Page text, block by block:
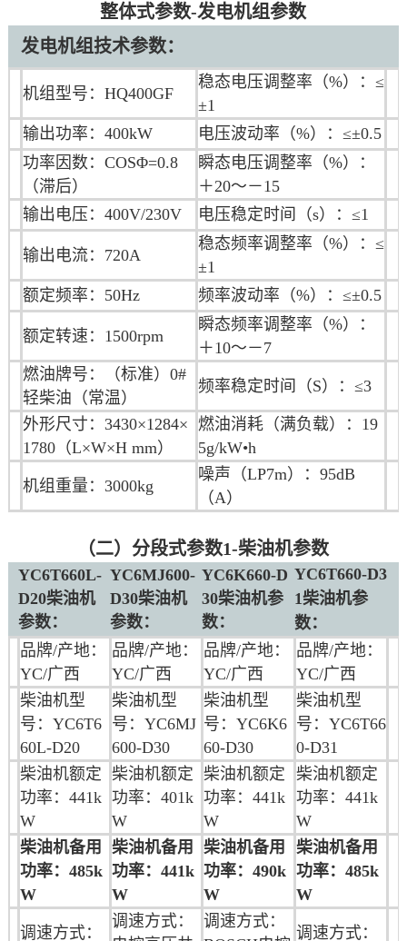
整体式参数-发电机组参数
发电机组技术参数：
机组型号：HQ400GF
稳态电压调整率（%）：≤
±1
输出功率：400kW
电压波动率（%）：≤±0.5
功率因数：COSΦ=0.8
（滞后）
瞬态电压调整率（%）：
＋20～－15
输出电压：400V/230V
电压稳定时间（s）：≤1
输出电流：720A
稳态频率调整率（%）：≤
±1
额定频率：50Hz
频率波动率（%）：≤±0.5
额定转速：1500rpm
瞬态频率调整率（%）：
＋10～－7
燃油牌号：（标准）0#
轻柴油（常温）
频率稳定时间（S）：≤3
外形尺寸：3430×1284×
1780（L×W×H mm）
燃油消耗（满负载）：19
5g/kW•h
机组重量：3000kg
噪声（LP7m）：95dB
（A）
（二）分段式参数1-柴油机参数
YC6T660L-
D20柴油机
参数：
YC6MJ600-
D30柴油机
参数：
YC6K660-D
30柴油机参
数：
YC6T660-D3
1柴油机参
数：
品牌/产地：
YC/广西
品牌/产地：
YC/广西
品牌/产地：
YC/广西
品牌/产地：
YC/广西
柴油机型
号： YC6T6
60L-D20
柴油机型
号：YC6MJ
600-D30
柴油机型
号：YC6K6
60-D30
柴油机型
号：YC6T66
0-D31
柴油机额定
功率： 441k
W
柴油机额定
功率：401k
W
柴油机额定
功率：441k
W
柴油机额定
功率：441k
W
柴油机备用
功率： 485k
W
柴油机备用
功率：441k
W
柴油机备用
功率：490k
W
柴油机备用
功率：485k
W
调速方式：
调速方式：
调速方式：
调速方式：